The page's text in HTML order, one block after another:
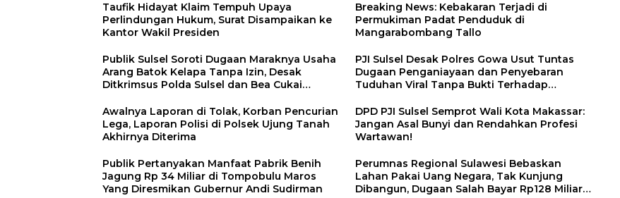
Taufik Hidayat Klaim Tempuh Upaya
Perlindungan Hukum, Surat Disampaikan ke
Kantor Wakil Presiden
Breaking News: Kebakaran Terjadi di
Permukiman Padat Penduduk di
Mangarabombang Tallo
Publik Sulsel Soroti Dugaan Maraknya Usaha
Arang Batok Kelapa Tanpa Izin, Desak
Ditkrimsus Polda Sulsel dan Bea Cukai
PJI Sulsel Desak Polres Gowa Usut Tuntas
Dugaan Penganiayaan dan Penyebaran
Tuduhan Viral Tanpa Bukti Terhadap
Awalnya Laporan di Tolak, Korban Pencurian
Lega, Laporan Polisi di Polsek Ujung Tanah
Akhirnya Diterima
DPD PJI Sulsel Semprot Wali Kota Makassar:
Jangan Asal Bunyi dan Rendahkan Profesi
Wartawan!
Publik Pertanyakan Manfaat Pabrik Benih
Jagung Rp 34 Miliar di Tompobulu Maros
Yang Diresmikan Gubernur Andi Sudirman
Perumnas Regional Sulawesi Bebaskan
Lahan Pakai Uang Negara, Tak Kunjung
Dibangun, Dugaan Salah Bayar Rp128 Miliar